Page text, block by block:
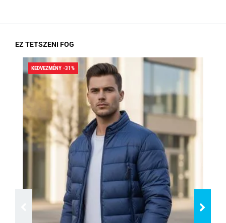
EZ TETSZENI FOG
KEDVEZMÉNY -31%